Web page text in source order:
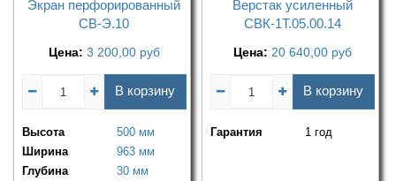
Экран перфорированный
СВ-Э.10
Цена: 3 200,00 руб
В корзину
Высота
500 мм
Ширина
963 мм
Глубина
30 мм
Верстак усиленный
СВК-1Т.05.00.14
Цена: 20 640,00 руб
В корзину
Гарантия 1 год